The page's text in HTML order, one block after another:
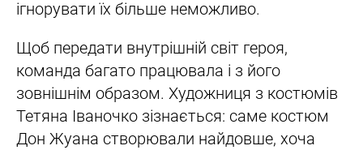
ігнорувати їх більше неможливо.
Щоб передати внутрішній світ героя,
команда багато працювала і з його
зовнішнім образом. Художниця з костюмів
Тетяна Іваночко зізнається: саме костюм
Дон Жуана створювали найдовше, хоча